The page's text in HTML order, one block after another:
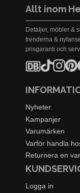
Allt inom
Detaljer, möbler &
trenderna &
prisgaranti och
Nyheter
Kampanjer
Varumärken
Varför handla
Returnera en
Logga in